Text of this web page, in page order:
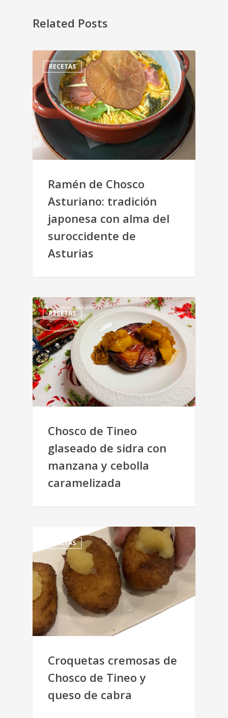
Related Posts
RECETAS
Ramén de Chosco
Asturiano: tradición
japonesa con alma del
suroccidente de
Asturias
RECETAS
Chosco de Tineo
glaseado de sidra con
manzana y cebolla
caramelizada
RECETAS
Croquetas cremosas de
Chosco de Tineo y
queso de cabra